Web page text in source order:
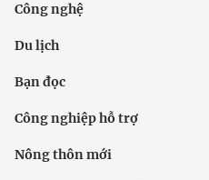
Công nghệ
Du lịch
Bạn đọc
Công nghiệp hỗ trợ
Nông thôn mới